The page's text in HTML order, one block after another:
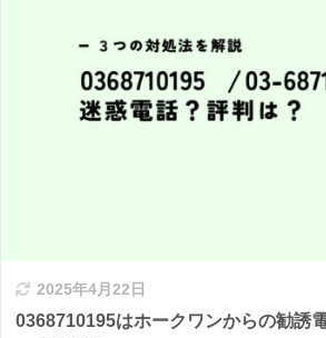
2025年4月22日
0368710195はホークワンからの勧誘